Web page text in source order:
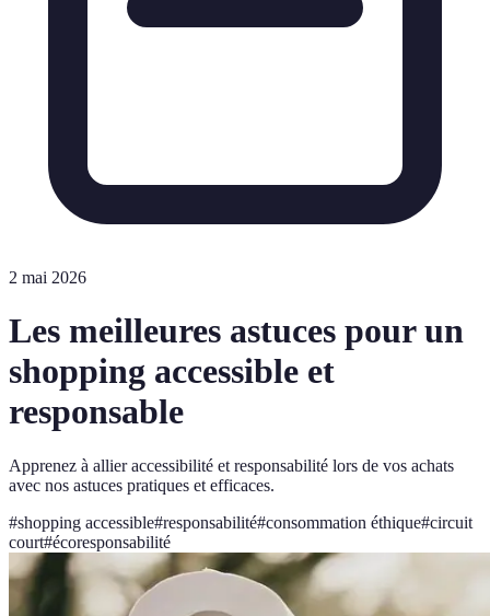
2 mai 2026
Les meilleures astuces pour un
shopping accessible et
responsable
Apprenez à allier accessibilité et responsabilité lors de vos achats
avec nos astuces pratiques et efficaces.
#shopping accessible#responsabilité#consommation éthique#circuit
court#écoresponsabilité